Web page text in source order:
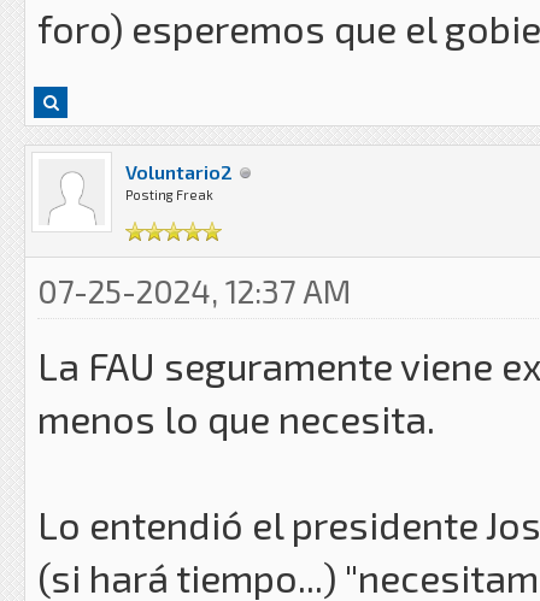
foro) esperemos que el
Voluntario2
Posting Freak
07-25-2024, 12:37 AM
La FAU seguramente viene
menos lo que necesita.
Lo entendió el presidente
(si hará tiempo...)